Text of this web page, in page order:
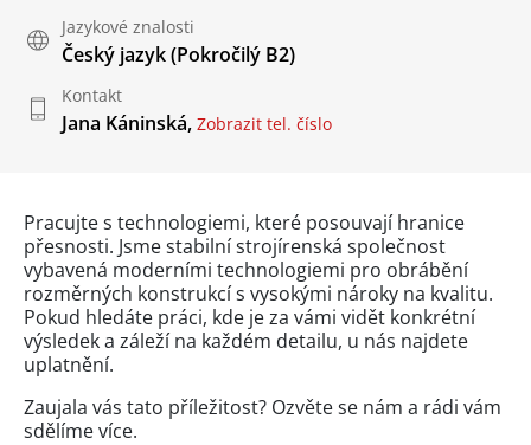
Jazykové znalosti
Český jazyk(Pokročilý B2)
Kontakt
Jana Káninská, Zobrazit tel. číslo
Pracujte s technologiemi, které posouvají hranice
přesnosti. Jsme stabilní strojírenská společnost
vybavená moderními technologiemi pro obrábění
rozměrných konstrukcí s vysokými nároky na kvalitu.
Pokud hledáte práci, kde je za vámi vidět konkrétní
výsledek a záleží na každém detailu, u nás najdete
uplatnění.
Zaujala vás tato příležitost? Ozvěte se nám a rádi vám
sdělíme více.